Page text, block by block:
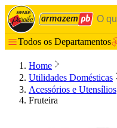
Todos os Departamentos
Home
Utilidades Domésticas
Acessórios e Utensílios
Fruteira